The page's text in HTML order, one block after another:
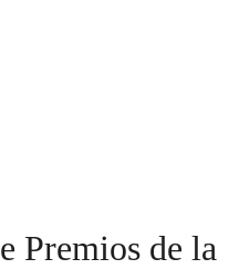
Premios de la